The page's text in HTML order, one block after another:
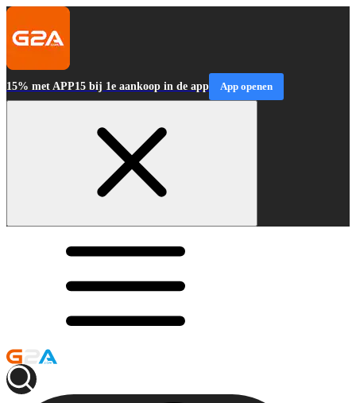
15% met APP15 bij 1e aankoop in de app App openen